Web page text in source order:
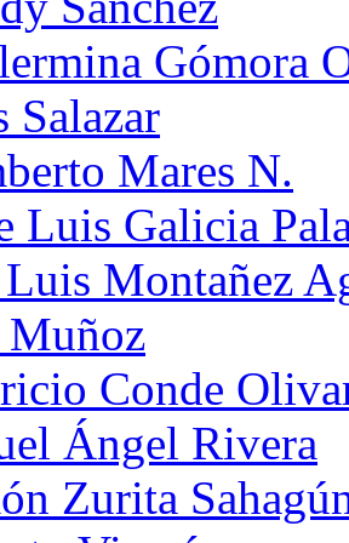
Gómora
Salazar
Mares N.
Luis Galicia
Luis Montañez
Conde
Ángel Rivera
Zurita